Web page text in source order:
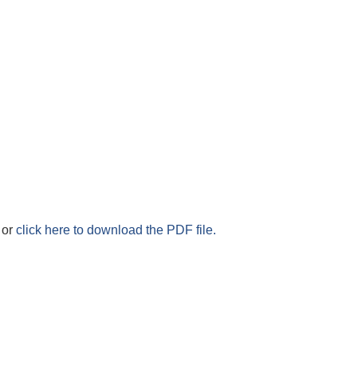
or click here to download the PDF file.